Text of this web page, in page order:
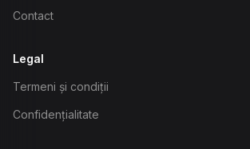
Contact
Legal
Termeni și condiții
Confidențialitate